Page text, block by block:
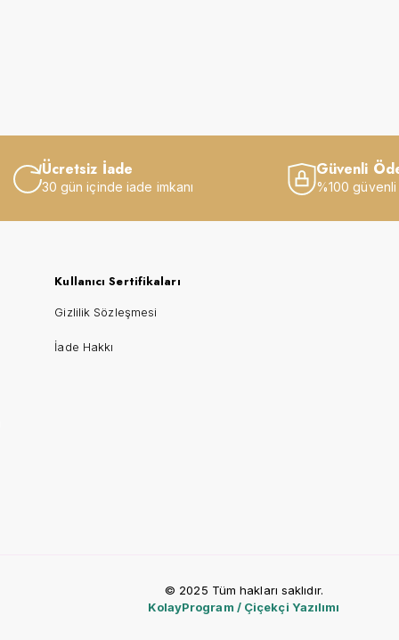
Ücretsiz İade
30 gün içinde iade imkanı
Güvenli
%100
Kullanıcı Sertifikaları
Gizlilik Sözleşmesi
İade Hakkı
© 2025 Tüm hakları saklıdır.
KolayProgram / Çiçekçi Yazılımı